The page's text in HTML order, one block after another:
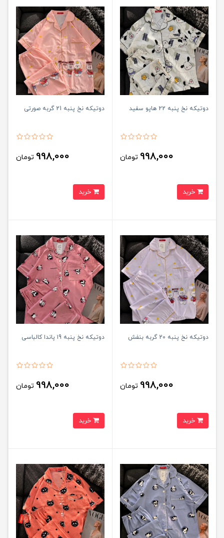
دوتیکه نخ پنبه 22 هاپو سفید
998,000 تومان
دوتیکه نخ پنبه 21 گربه صورتی
998,000 تومان
دوتیکه نخ پنبه 20 گربه بنفش
998,000 تومان
دوتیکه نخ پنبه ۱9 پاندا کالباسی
998,000 تومان